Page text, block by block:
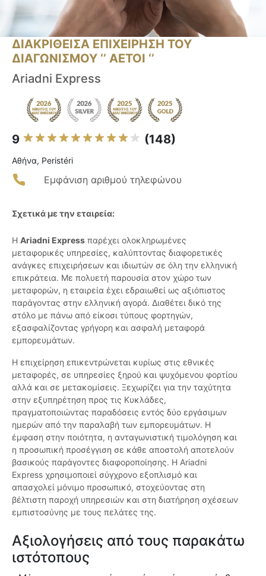
ΔΙΑΚΡΙΘΕΙΣΑ ΕΠΙΧΕΙΡΗΣΗ ΤΟΥ
ΔΙΑΓΩΝΙΣΜΟΥ ‘’ ΑΕΤΟΙ ‘’
Ariadni Express
9 (148)
Αθήνα, Peristéri
Εμφάνιση αριθμού τηλεφώνου
Σχετικά με την εταιρεία:
Η Ariadni Express παρέχει ολοκληρωμένες
μεταφορικές υπηρεσίες, καλύπτοντας διαφορετικές
ανάγκες επιχειρήσεων και ιδιωτών σε όλη την ελληνική
επικράτεια. Με πολυετή παρουσία στον χώρο των
μεταφορών, η εταιρεία έχει εδραιωθεί ως αξιόπιστος
παράγοντας στην ελληνική αγορά. Διαθέτει δικό της
στόλο με πάνω από είκοσι τύπους φορτηγών,
εξασφαλίζοντας γρήγορη και ασφαλή μεταφορά
εμπορευμάτων.
Η επιχείρηση επικεντρώνεται κυρίως στις εθνικές
μεταφορές, σε υπηρεσίες ξηρού και ψυχόμενου φορτίου
αλλά και σε μετακομίσεις. Ξεχωρίζει για την ταχύτητα
στην εξυπηρέτηση προς τις Κυκλάδες,
πραγματοποιώντας παραδόσεις εντός δύο εργάσιμων
ημερών από την παραλαβή των εμπορευμάτων. Η
έμφαση στην ποιότητα, η ανταγωνιστική τιμολόγηση και
η προσωπική προσέγγιση σε κάθε αποστολή αποτελούν
βασικούς παράγοντες διαφοροποίησης. Η Ariadni
Express χρησιμοποιεί σύγχρονο εξοπλισμό και
απασχολεί μόνιμο προσωπικό, στοχεύοντας στη
βέλτιστη παροχή υπηρεσιών και στη διατήρηση σχέσεων
εμπιστοσύνης με τους πελάτες της.
Αξιολογήσεις από τους παρακάτω
ιστότοπους